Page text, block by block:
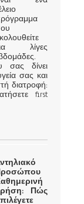
λίγες
σας δίνει
σας και
διατροφή:
first
Πώς